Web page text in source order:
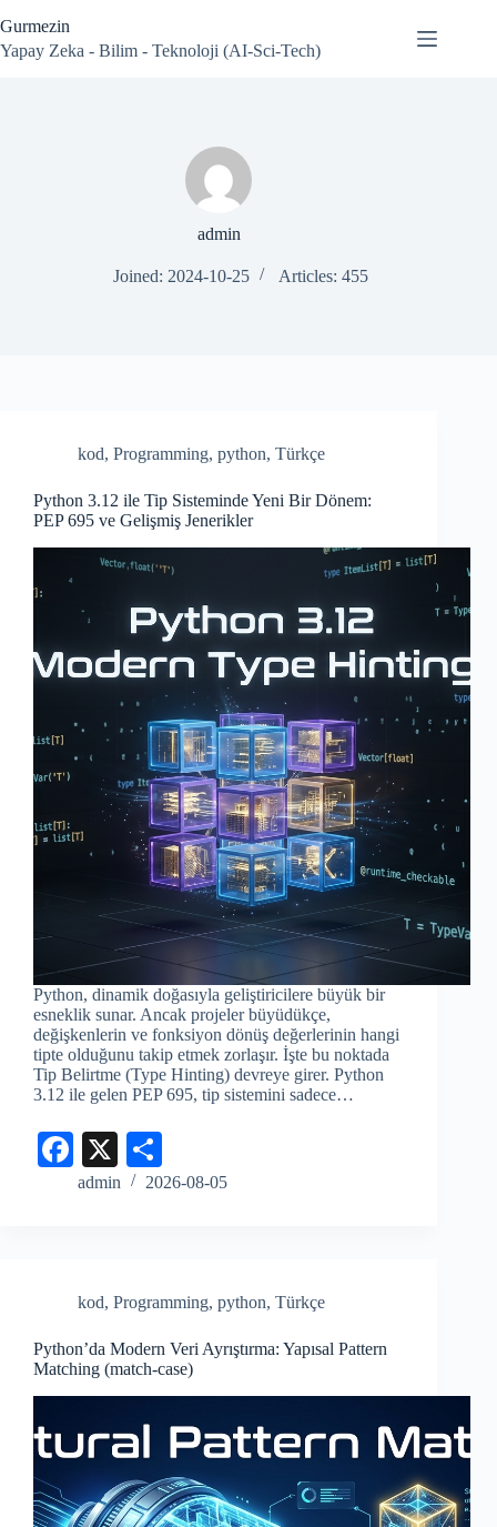
to
content
Gurmezin
Yapay Zeka - Bilim - Teknoloji (AI-Sci-Tech)
admin
Joined: 2024-10-25 Articles: 455
kod, Programming, python, Türkçe
Python 3.12 ile Tip Sisteminde Yeni Bir Dönem:
PEP 695 ve Gelişmiş Jenerikler
Python, dinamik doğasıyla geliştiricilere büyük bir
esneklik sunar. Ancak projeler büyüdükçe,
değişkenlerin ve fonksiyon dönüş değerlerinin hangi
tipte olduğunu takip etmek zorlaşır. İşte bu noktada
Tip Belirtme (Type Hinting) devreye girer. Python
3.12 ile gelen PEP 695, tip sistemini sadece…
Fa
ce
X
ha
admin 2026-08-05
kod, Programming, python, Türkçe
Python’da Modern Veri Ayrıştırma: Yapısal Pattern
Matching (match-case)